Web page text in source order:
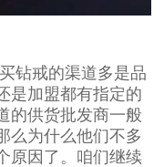
钻戒的渠道多是品
是加盟都有指定的
的供货批发商一般
么为什么他们不多
原因了。咱们继续